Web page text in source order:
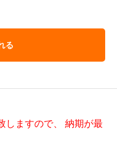
る
しますので、 納期が最